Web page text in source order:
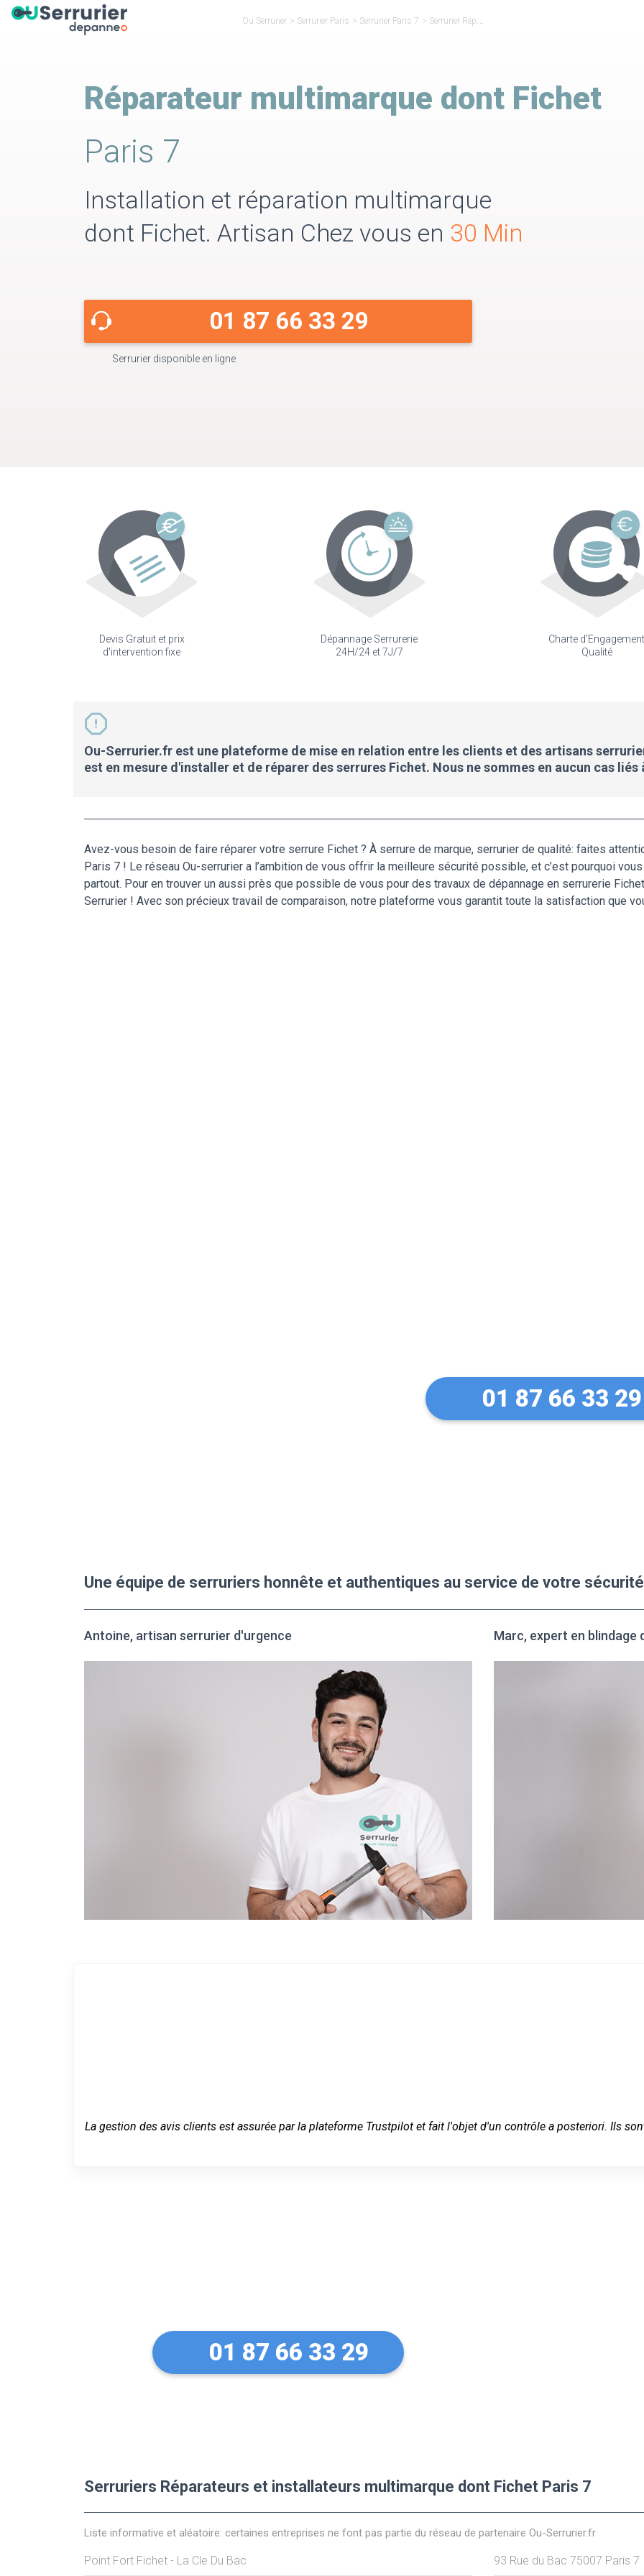
Ou Serrurier > Serrurier Paris > Serrurier Paris 7 > Serrurier Réparateur Fichet Paris7
Réparateur multimarque dont Fichet
Paris 7
Installation et réparation multimarque
dont Fichet. Artisan Chez vous en 30 Min
01 87 66 33 29
Serrurier disponible en ligne
Devis Gratuit et prix
d'intervention fixe
Dépannage Serrurerie
24H/24 et 7J/7
Charte d'Engagement
Qualité
Ou-Serrurier.fr est une plateforme de mise en relation entre les clients et des artisans
est en mesure d'installer et de réparer des serrures Fichet. Nous ne sommes en aucun cas liés
Avez-vous besoin de faire réparer votre serrure Fichet ? À serrure de marque, serrurier de qualité: faites
Paris 7 ! Le réseau Ou-serrurier a l’ambition de vous offrir la meilleure sécurité possible, et c’est pourquoi
partout. Pour en trouver un aussi près que possible de vous pour des travaux de dépannage en serrurerie
Serrurier ! Avec son précieux travail de comparaison, notre plateforme vous garantit toute la satisfaction que
01 87 66 33 29
Une équipe de serruriers honnête et authentiques au service de votre sécurité
Antoine, artisan serrurier d'urgence Marc, expert en blindage
La gestion des avis clients est assurée par la plateforme Trustpilot et fait l'objet d'un contrôle a posteriori. Ils
01 87 66 33 29
Serruriers Réparateurs et installateurs multimarque dont Fichet Paris 7
Liste informative et aléatoire: certaines entreprises ne font pas partie du réseau de partenaire Ou-Serrurier.fr
Point Fort Fichet - La Cle Du Bac 93 Rue du Bac 75007 Paris 7